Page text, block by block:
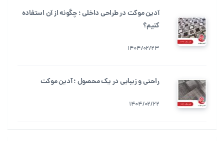
آدین موکت در طراحی داخلی ؛ چگونه از آن استفاده
کنیم؟
1404/02/23
راحتی و زیبایی در یک محصول ؛ آدین موکت
1404/02/22